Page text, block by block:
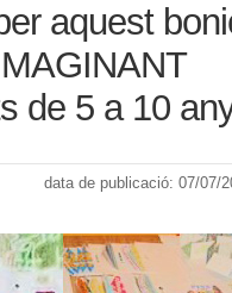
aquest
de 5 a 10
data de publicació: 07/07/